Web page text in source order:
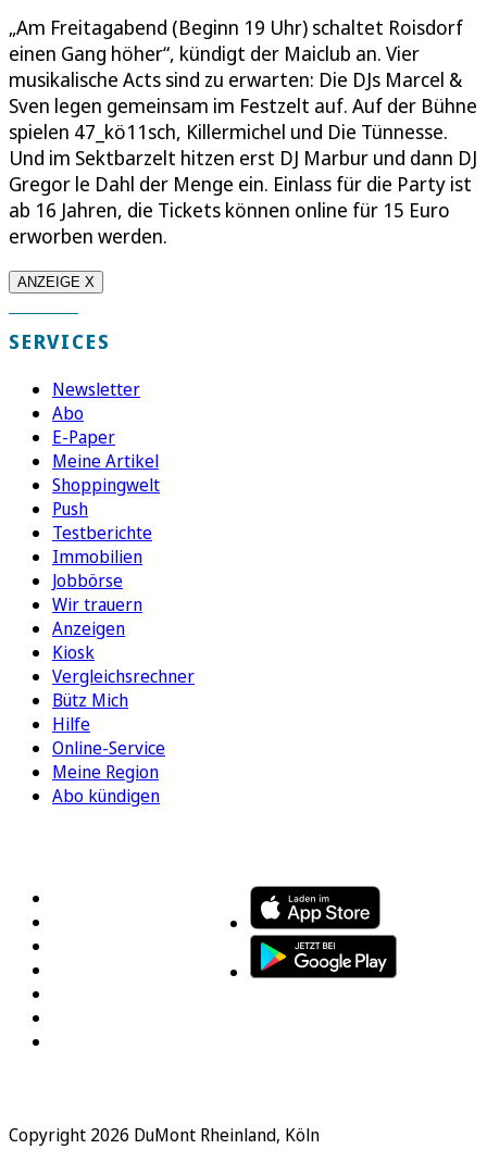
„Am Freitagabend (Beginn 19 Uhr) schaltet Roisdorf
einen Gang höher“, kündigt der Maiclub an. Vier
musikalische Acts sind zu erwarten: Die DJs Marcel &
Sven legen gemeinsam im Festzelt auf. Auf der Bühne
spielen 47_kö11sch, Killermichel und Die Tünnesse.
Und im Sektbarzelt hitzen erst DJ Marbur und dann DJ
Gregor le Dahl der Menge ein. Einlass für die Party ist
ab 16 Jahren, die Tickets können online für 15 Euro
erworben werden.
ANZEIGE X
SERVICES
Newsletter
Abo
E-Paper
Meine Artikel
Shoppingwelt
Push
Testberichte
Immobilien
Jobbörse
Wir trauern
Anzeigen
Kiosk
Vergleichsrechner
Bütz Mich
Hilfe
Online-Service
Meine Region
Abo kündigen
Copyright 2026 DuMont Rheinland, Köln